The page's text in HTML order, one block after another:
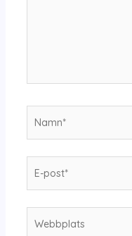
post*